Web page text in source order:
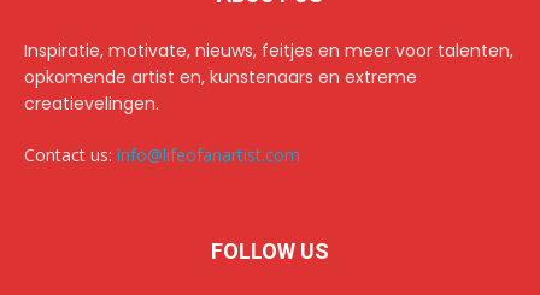
Inspiratie, motivate, nieuws, feitjes en meer voor talenten,
opkomende artist en, kunstenaars en extreme
creatievelingen.
Contact us: info@lifeofanartist.com
FOLLOW US